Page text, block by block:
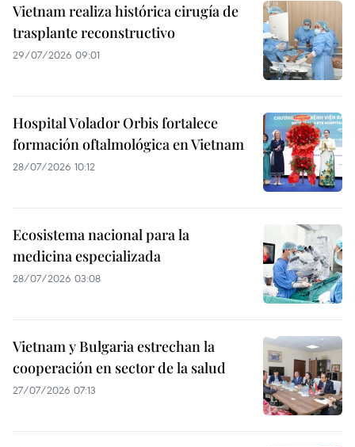
Vietnam realiza histórica cirugía de
trasplante reconstructivo
29/07/2026 09:01
Hospital Volador Orbis fortalece
formación oftalmológica en Vietnam
28/07/2026 10:12
Ecosistema nacional para la
medicina especializada
28/07/2026 03:08
Vietnam y Bulgaria estrechan la
cooperación en sector de la salud
27/07/2026 07:13